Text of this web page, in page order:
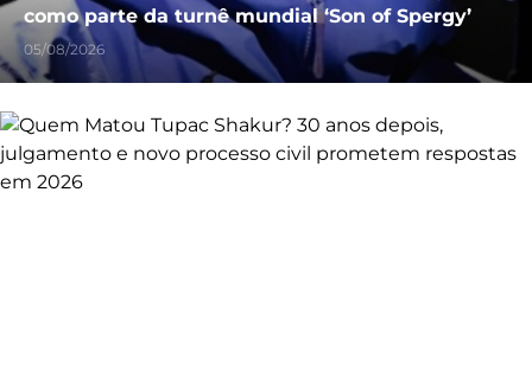
como parte da turnê mundial ‘Son of Spergy’
05/08/2026